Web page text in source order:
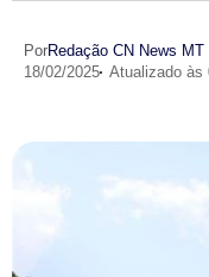
PorRedação CN News MT
18/02/2025 Atualizado às